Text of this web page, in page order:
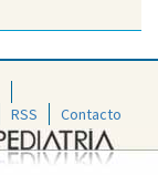
RSS Contacto